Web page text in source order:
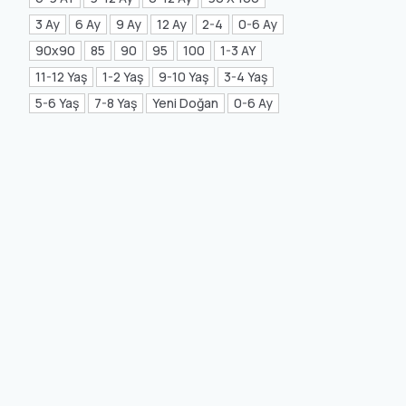
Mea Concept(20)
GLORIA Home
(21)
3 Ay
6 Ay 9 Ay 12 Ay 2-4
0-6 Ay
90x90
85 90 95 100
1-3 AY
11-12 Yaş
1-2 Yaş 9-10 Yaş
3-4 Yaş
5-6 Yaş
7-8 Yaş Yeni Doğan 0-6 Ay